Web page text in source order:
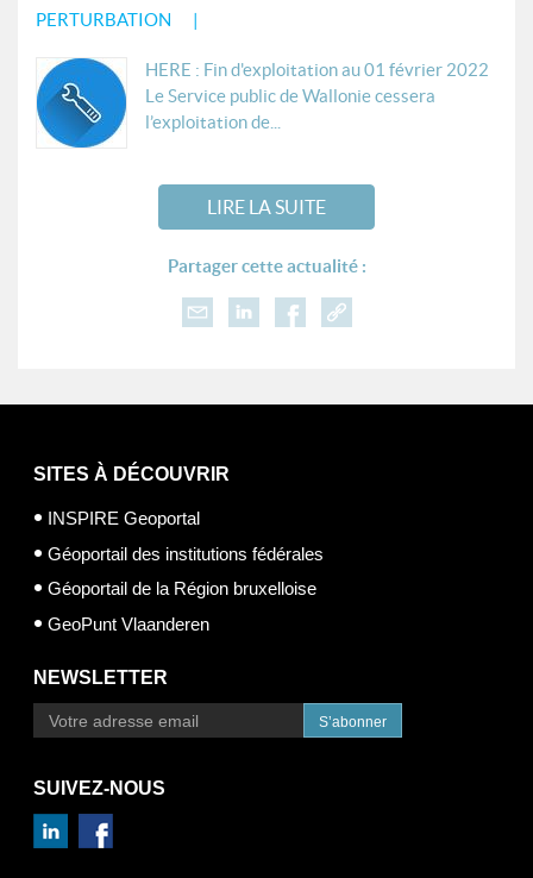
PERTURBATION
HERE : Fin d'exploitation au 01 février 2022
Le Service public de Wallonie cessera
l’exploitation de...
LIRE LA SUITE
Partager cette actualité :
SITES À DÉCOUVRIR
INSPIRE Geoportal
Géoportail des institutions fédérales
Géoportail de la Région bruxelloise
GeoPunt Vlaanderen
NEWSLETTER
S’abonner
SUIVEZ-NOUS